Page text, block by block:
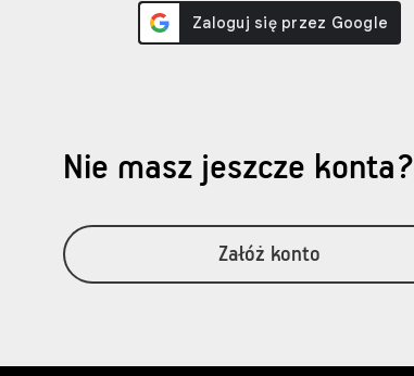
Nie masz jeszcze konta?
Załóż konto